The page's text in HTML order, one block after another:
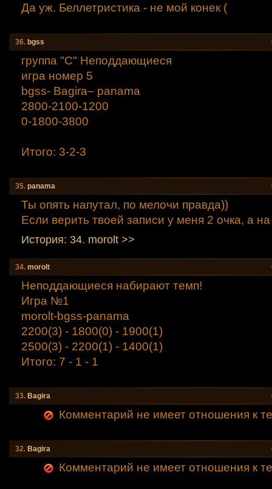
Да уж. Беллетристика - не мой конек (
36. bgss
группа "С" Неподдающиеся
игра номер 5
bgss- Bagirа– panama
2800-2100-1200
0-1800-3800
Итого: 3-2-3
35. panama
Ты опять напутал, по мелочи правда))
Если верить твоей записи у меня 2 очка, а
История: 34. morolt >>
34. morolt
Неподдающиеся набирают темп!
Игра №1
morolt-bgss-panama
2200(3) - 1800(0) - 1900(1)
2500(3) - 2200(1) - 1400(1)
Итого: 7 - 1 - 1
33. Bagirа
Комментарий не имеет отношения к
32. Bagirа
Комментарий не имеет отношения к